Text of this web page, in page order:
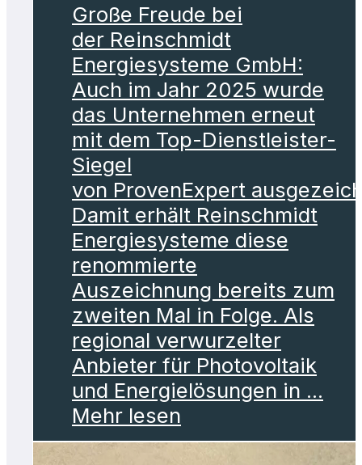
Große Freude bei
der Reinschmidt
Energiesysteme GmbH:
Auch im Jahr 2025 wurde
das Unternehmen erneut
mit dem Top-Dienstleister-
Siegel
von ProvenExpert
Damit erhält Reinschmidt
Energiesysteme diese
renommierte
Auszeichnung bereits zum
zweiten Mal in Folge. Als
regional verwurzelter
Anbieter für Photovoltaik
und Energielösungen in ...
Mehr lesen